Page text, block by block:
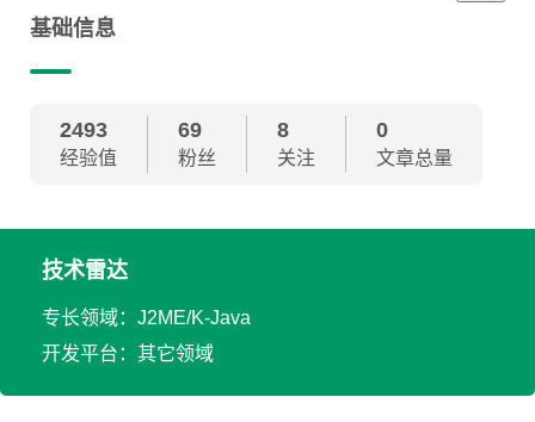
基础信息
2493
经验值
69
粉丝
8
关注
0
文章总量
技术雷达
专长领域：J2ME/K-Java
开发平台：其它领域